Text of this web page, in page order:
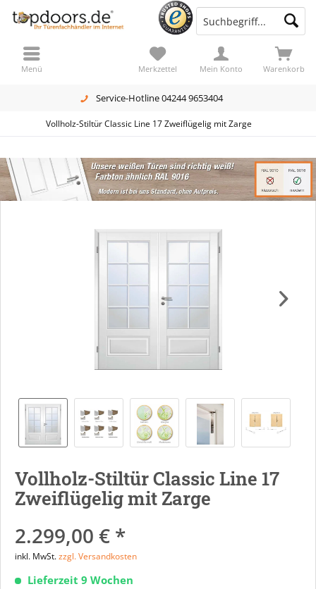
Service-Hotline 04244 9653404
Warenkorb
Merkzettel Mein Konto
Menü
Vollholz-Stiltür Classic Line 17 Zweiflügelig mit Zarge
Vollholz-Stiltür Classic Line 17
Zweiflügelig mit Zarge
2.299,00 € *
inkl. MwSt.zzgl. Versandkosten
Lieferzeit 9 Wochen